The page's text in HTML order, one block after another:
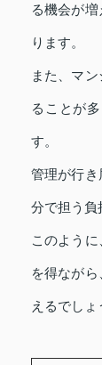
る機会が
ります。
また、マ
ることが
す。
管理が行き
分で担う負
このよう
を得なが
えるでしょ